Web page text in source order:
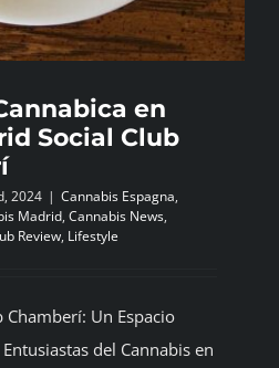
en
Social Club
2024 | Cannabis Espagna,
Madrid, Cannabis News,
Review, Lifestyle
Chamberí: Un Espacio
del Cannabis en